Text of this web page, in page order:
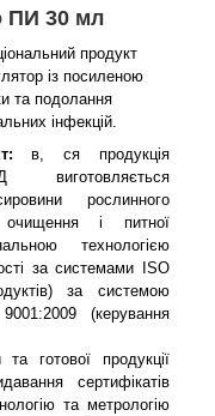
ПИ 30 мл
продукт
із посиленою
та подолання
інфекцій.
в , ся продукція
рослинного
очищення і питної
технологією
за системами ISO
за системою
(керування
готової продукції
сертифікатів
та метрологію